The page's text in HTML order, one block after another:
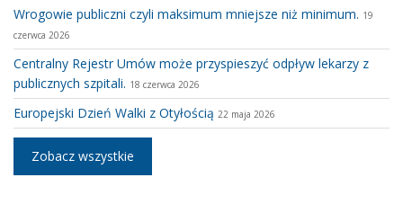
Wrogowie publiczni czyli maksimum mniejsze niż minimum. 19
czerwca 2026
Centralny Rejestr Umów może przyspieszyć odpływ lekarzy z
publicznych szpitali. 18 czerwca 2026
Europejski Dzień Walki z Otyłością 22 maja 2026
Zobacz wszystkie